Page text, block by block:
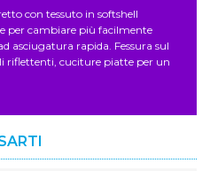
con tessuto in softshell
per cambiare più facilmente
asciugatura rapida. Fessura sul
riflettenti, cuciture piatte per un